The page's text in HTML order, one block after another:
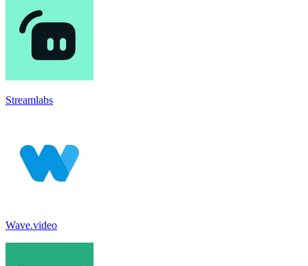
Streamlabs
Wave.video